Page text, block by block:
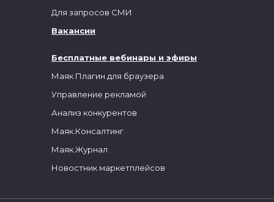
Бесплатные вебинары и эфиры
Маяк Плагин для браузера
Управление рекламой
Анализ конкурентов
Маяк.Консалтинг
Маяк.Журнал
Новостник маркетплейсов
Для запросов СМИ
Вакансии